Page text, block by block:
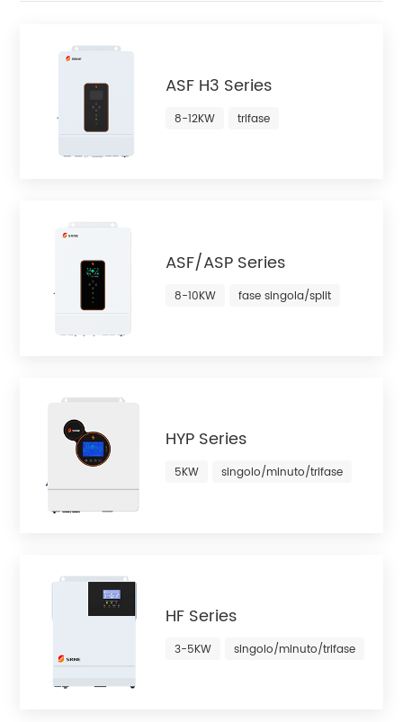
ASF H3 Series
8-12KW trifase
ASF/ASP Series
8-10KW fase singola/split
HYP Series
5KW singolo/minuto/trifase
HF Series
3-5KW singolo/minuto/trifase